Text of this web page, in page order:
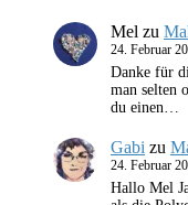
Mel zu
24. Februar
Danke für
man selten
du einen…
Gabi zu
24. Februar
Hallo Mel